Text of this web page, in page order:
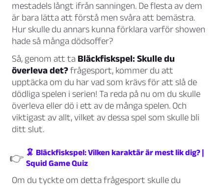
mestadels långt ifrån sanningen. De flesta av dem
är bara lätta att förstå men svåra att bemästra.
Hur skulle du annars kunna förklara varför showen
hade så många dödsoffer?
Så, genom att ta Bläckfiskspel: Skulle du
överleva det?frågesport, kommer du att
upptäcka om du har vad som krävs för att slå de
dödliga spelen i serien! Ta reda på nu om du skulle
överleva eller dö i ett av de många spelen. Och
viktigast av allt, vilket av dessa spel som skulle bli
ditt slut.
👉 🦑 Bläckfiskspel: Vilken karaktär är mest lik dig? |
Squid Game Quiz
Om du tyckte om detta frågesport skulle du